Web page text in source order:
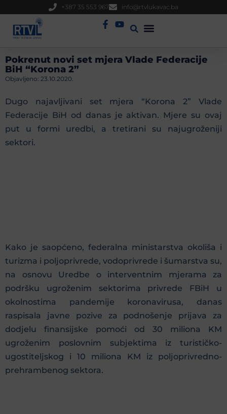
+387 35 553 967 info@rtvlukavac.ba
Pokrenut novi set mjera Vlade Federacije
BiH “Korona 2”
Objavljeno: 23.10.2020.
Dugo najavljivani set mjera “Korona 2” Vlade
Federacije BiH od danas je aktivan. Mjere su ovaj
put u formi uredbi, a tretirani su najugroženiji
sektori.
Kako je saopćeno, federalna ministarstva okoliša i
turizma i poljoprivrede, vodoprivrede i šumarstva su,
na osnovu Uredbe o interventnim mjerama za
podršku ugroženim sektorima privrede FBiH u
okolnostima pandemije koronavirusa, danas
raspisala javne pozive za podnošenje prijava za
dodjelu finansijske pomoći od 30 miliona KM
ugroženim poslovnim subjektima iz turističko-
ugostiteljskog i 10 miliona KM iz poljoprivredno-
prehrambenog sektora.